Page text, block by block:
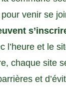
venir se
l’heure et le
chaque site
et